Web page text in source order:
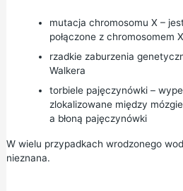
mutacja chromosomu X –
połączone z chromosomem
rzadkie zaburzenia
Walkera
torbiele pajęczynówki –
zlokalizowane między
a błoną pajęczynówki
W wielu przypadkach wrodzonego
nieznana.